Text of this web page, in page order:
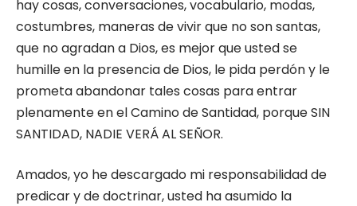
hay cosas, conversaciones, vocabulario, modas,
costumbres, maneras de vivir que no son santas,
que no agradan a Dios, es mejor que usted se
humille en la presencia de Dios, le pida perdón y le
prometa abandonar tales cosas para entrar
plenamente en el Camino de Santidad, porque SIN
SANTIDAD, NADIE VERÁ AL SEÑOR.
Amados, yo he descargado mi responsabilidad de
predicar y de doctrinar, usted ha asumido la